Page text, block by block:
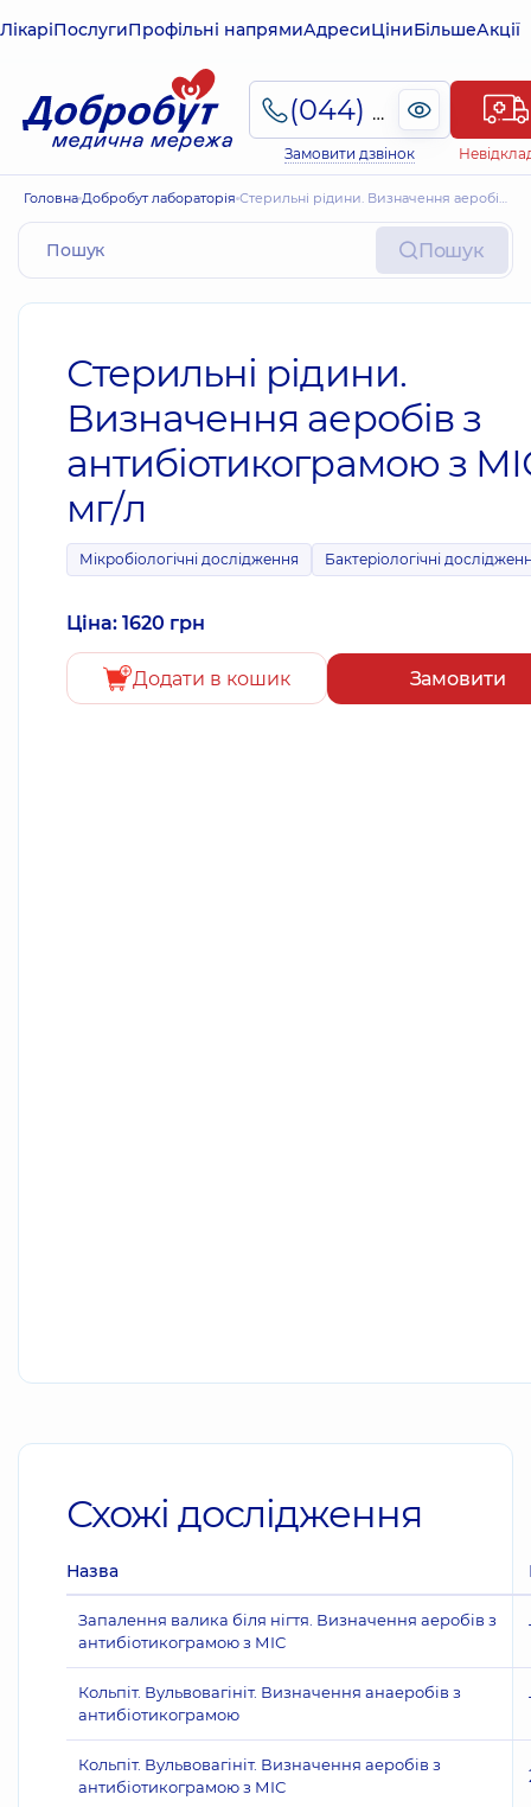
ЛікаріПослугиПрофільні напрямиАдресиЦіниБільшеАкції
(044) 495-2-888
Замовити дзвінок
Головна Добробут лабораторія Стерильні рідини. Визначення аеробів з антибіотикограмою з МІС мг/л
Пошук
Стерильні рідини.
Визначення аеробів з
антибіотикограмою з
мг/л
Мікробіологічні дослідження Бактеріологічні
Ціна: 1620 грн
Додати в кошик Замовити
Схожі дослідження
Назва
Запалення валика біля нігтя. Визначення аеробів з
антибіотикограмою з МІС
Кольпіт. Вульвовагініт. Визначення анаеробів з
антибіотикограмою
Кольпіт. Вульвовагініт. Визначення аеробів з
антибіотикограмою з МІС